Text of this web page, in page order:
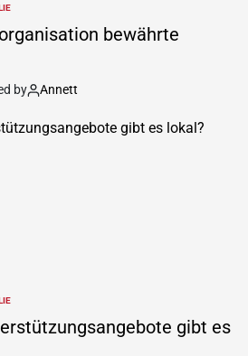
bewährte
by Annett
gibt es